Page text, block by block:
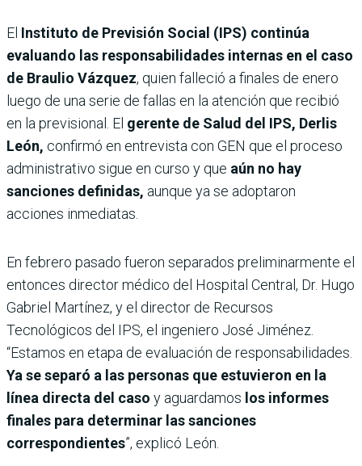
El Instituto de Previsión Social (IPS) continúa
evaluando las responsabilidades internas en el caso
de Braulio Vázquez, quien falleció a finales de enero
luego de una serie de fallas en la atención que recibió
en la previsional. El gerente de Salud del IPS, Derlis
León, confirmó en entrevista con GEN que el proceso
administrativo sigue en curso y que aún no hay
sanciones definidas, aunque ya se adoptaron
acciones inmediatas.
En febrero pasado fueron separados preliminarmente el
entonces director médico del Hospital Central, Dr. Hugo
Gabriel Martínez, y el director de Recursos
Tecnológicos del IPS, el ingeniero José Jiménez.
“Estamos en etapa de evaluación de responsabilidades.
Ya se separó a las personas que estuvieron en la
línea directa del caso y aguardamos los informes
finales para determinar las sanciones
correspondientes”, explicó León.